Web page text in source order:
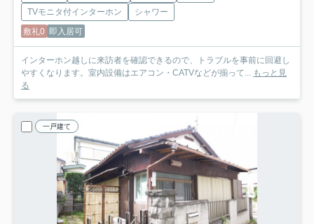
TVモニタ付インターホン
シャワー
敷礼0 即入居可
インターホン越しに来訪者を確認できるので、トラブルを事前に回避し
やすくなります。室内設備はエアコン・CATVなどが揃って... もっと見
る
一戸建て